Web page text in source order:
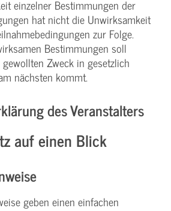
einzelner Bestimmungen der
hat nicht die Unwirksamkeit
zur Folge.
Bestimmungen soll
Zweck in gesetzlich
nächsten kommt.
des Veranstalters
auf einen Blick
geben einen einfachen